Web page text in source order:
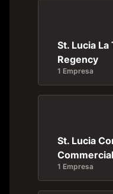
St. Lucia La
Regency
1 Empresa
St. Lucia
1 Empresa